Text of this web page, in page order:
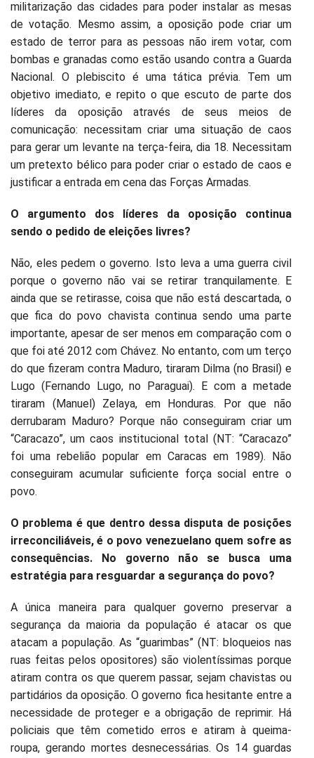
militarização das cidades para poder instalar as mesas
de votação. Mesmo assim, a oposição pode criar um
estado de terror para as pessoas não irem votar, com
bombas e granadas como estão usando contra a Guarda
Nacional. O plebiscito é uma tática prévia. Tem um
objetivo imediato, e repito o que escuto de parte dos
líderes da oposição através de seus meios de
comunicação: necessitam criar uma situação de caos
para gerar um levante na terça-feira, dia 18. Necessitam
um pretexto bélico para poder criar o estado de caos e
justificar a entrada em cena das Forças Armadas.
O argumento dos líderes da oposição continua
sendo o pedido de eleições livres?
Não, eles pedem o governo. Isto leva a uma guerra civil
porque o governo não vai se retirar tranquilamente. E
ainda que se retirasse, coisa que não está descartada, o
que fica do povo chavista continua sendo uma parte
importante, apesar de ser menos em comparação com o
que foi até 2012 com Chávez. No entanto, com um terço
do que fizeram contra Maduro, tiraram Dilma (no Brasil) e
Lugo (Fernando Lugo, no Paraguai). E com a metade
tiraram (Manuel) Zelaya, em Honduras. Por que não
derrubaram Maduro? Porque não conseguiram criar um
“Caracazo”, um caos institucional total (NT: “Caracazo”
foi uma rebelião popular em Caracas em 1989). Não
conseguiram acumular suficiente força social entre o
povo.
O problema é que dentro dessa disputa de posições
irreconciliáveis, é o povo venezuelano quem sofre as
consequências. No governo não se busca uma
estratégia para resguardar a segurança do povo?
A única maneira para qualquer governo preservar a
segurança da maioria da população é atacar os que
atacam a população. As “guarimbas” (NT: bloqueios nas
ruas feitas pelos opositores) são violentíssimas porque
atiram contra os que querem passar, sejam chavistas ou
partidários da oposição. O governo fica hesitante entre a
necessidade de proteger e a obrigação de reprimir. Há
policiais que têm cometido erros e atiram à queima-
roupa, gerando mortes desnecessárias. Os 14 guardas